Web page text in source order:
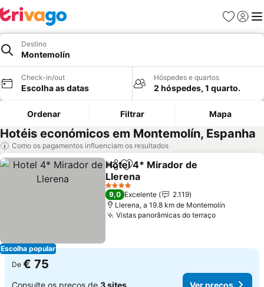
Favoritos
Iniciar
Destino
Montemolín
Check-in/out
Escolha as datas
Hóspedes e quartos
2 hóspedes, 1 quarto.
Ordenar Filtrar Mapa
Hotéis económicos em Montemolín, Espanha
Como os pagamentos influenciam os resultados
Escolha popular
PartilharAdicionar aos favoritos
Hotel 4* Mirador de
Llerena
4 Estrelas
9,0 Excelente
2.119
Llerena, a 19.8 km de Montemolín
Vistas panorâmicas do terraço
De € 75
Consulte os preços de 3 sites Ver preços